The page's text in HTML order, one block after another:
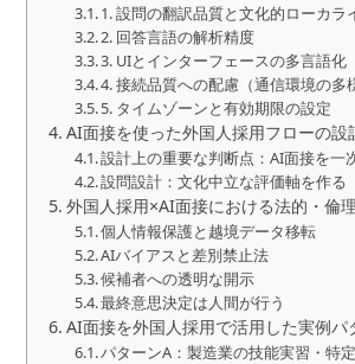
1. 設問の翻訳品質と文化的ローカラ
2. 回答言語の解析精度
3. UIとインターフェースの多言語化
4. 接続品質への配慮（通信環境の多
5. タイムゾーンと有効期限の設定
AI面接を使った外国人採用フローの設
設計上の重要な判断点：AI面接を一
設問設計：文化中立な評価軸を作る
外国人採用×AI面接における法的・倫
個人情報保護と越境データ移転
AIバイアスと差別禁止法
候補者への透明な開示
最終意思決定は人間が行う
AI面接を外国人採用で活用した実例パ
パターンA：製造業の技能実習・特